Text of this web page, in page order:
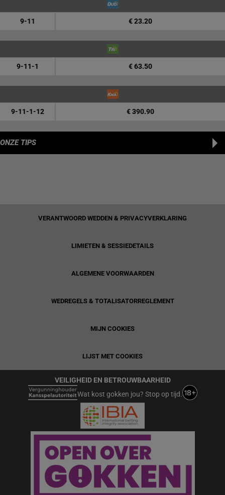
9-11 € 23.20
9-11-1 € 63.50
9-11-1-12 € 390.90
ONZE TIPS
VERANTWOORD WEDDEN & PRIVACYVERKLARING
LIMIETEN & SESSIEDETAILS
ALGEMENE VOORWAARDEN
WEDREGELS & TOTALISATORREGLEMENT
MIJN COOKIES
LIJST MET COOKIES
VEILIGHEID EN BETROUWBAARHEID
Wat kost gokken jou? Stop op tijd.